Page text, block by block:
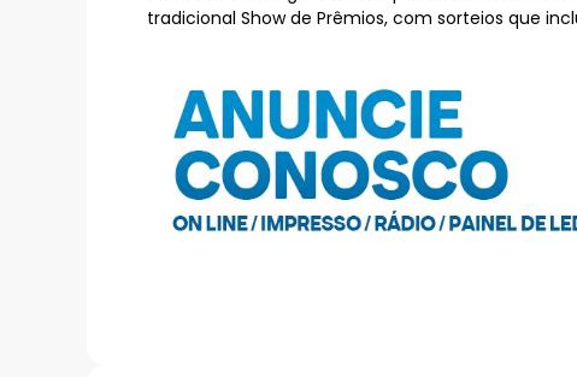
tradicional Show de Prêmios, com sorteios que